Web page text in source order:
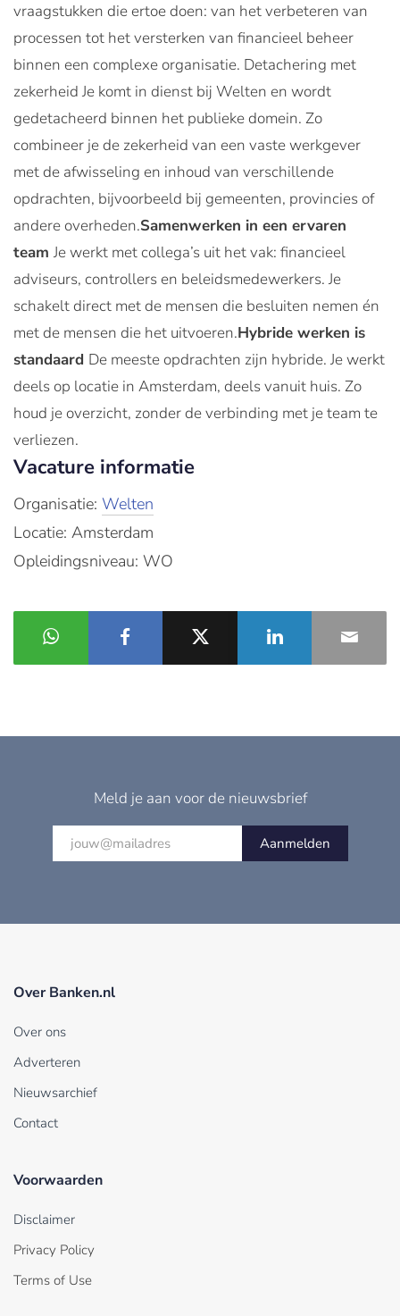
vraagstukken die ertoe doen: van het verbeteren van
processen tot het versterken van financieel beheer
binnen een complexe organisatie. Detachering met
zekerheid Je komt in dienst bij Welten en wordt
gedetacheerd binnen het publieke domein. Zo
combineer je de zekerheid van een vaste werkgever
met de afwisseling en inhoud van verschillende
opdrachten, bijvoorbeeld bij gemeenten, provincies of
andere overheden.Samenwerken in een ervaren
team Je werkt met collega’s uit het vak: financieel
adviseurs, controllers en beleidsmedewerkers. Je
schakelt direct met de mensen die besluiten nemen én
met de mensen die het uitvoeren.Hybride werken is
standaard De meeste opdrachten zijn hybride. Je werkt
deels op locatie in Amsterdam, deels vanuit huis. Zo
houd je overzicht, zonder de verbinding met je team te
verliezen.
Vacature informatie
Organisatie: Welten
Locatie: Amsterdam
Opleidingsniveau: WO
Meld je aan voor de nieuwsbrief
Aanmelden
Over Banken.nl
Over ons
Adverteren
Nieuwsarchief
Contact
Voorwaarden
Disclaimer
Privacy Policy
Terms of Use